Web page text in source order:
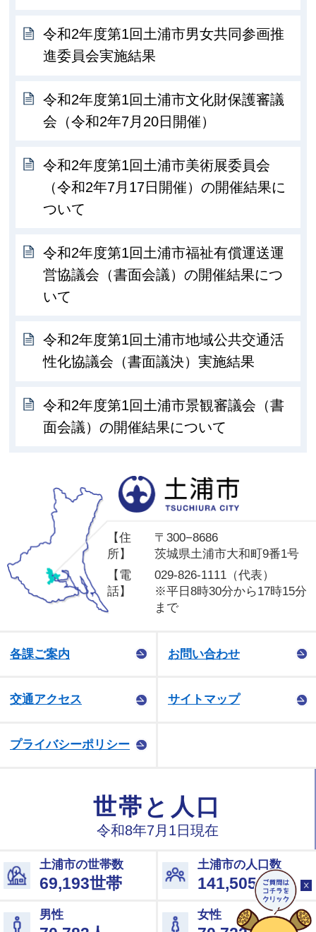
令和2年度第1回土浦市男女共同参画推
進委員会実施結果
令和2年度第1回土浦市文化財保護審議
会（令和2年7月20日開催）
令和2年度第1回土浦市美術展委員会
（令和2年7月17日開催）の開催結果に
ついて
令和2年度第1回土浦市福祉有償運送運
営協議会（書面会議）の開催結果につ
いて
令和2年度第1回土浦市地域公共交通活
性化協議会（書面議決）実施結果
令和2年度第1回土浦市景観審議会（書
面会議）の開催結果について
【住
所】
〒300−8686
茨城県土浦市大和町9番1号
【電
話】
029-826-1111（代表）
※平日8時30分から17時15分
まで
各課ご案内 お問い合わせ
交通アクセス サイトマップ
プライバシーポリシー